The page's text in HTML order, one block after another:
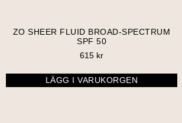
ZO SHEER FLUID BROAD-SPECTRUM
SPF 50
615 kr
LÄGG I VARUKORGEN